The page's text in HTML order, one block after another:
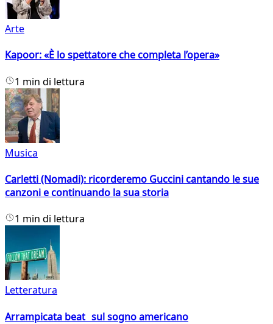
Arte
Kapoor: «È lo spettatore che completa l’opera»
1 min di lettura
Musica
Carletti (Nomadi): ricorderemo Guccini cantando le sue
canzoni e continuando la sua storia
1 min di lettura
Letteratura
Arrampicata beat sul sogno americano